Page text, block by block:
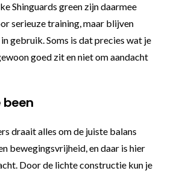
Shinguards green zijn daarmee
serieuze training, maar blijven
gebruik. Soms is dat precies wat je
goed zit en niet om aandacht
been
draait alles om de juiste balans
bewegingsvrijheid, en daar is hier
Door de lichte constructie kun je